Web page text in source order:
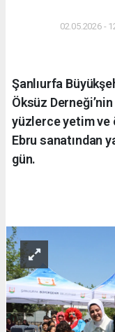
02.05.2026 -
Şanlıurfa
Öksüz
yüzlerce yetim ve
Ebru sanatından
gün.